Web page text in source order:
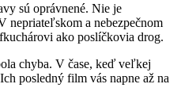
sú oprávnené. Nie je
nepriateľskom a nebezpečnom
ako poslíčkovia drog.
chyba. V čase, keď veľkej
posledný film vás napne až na